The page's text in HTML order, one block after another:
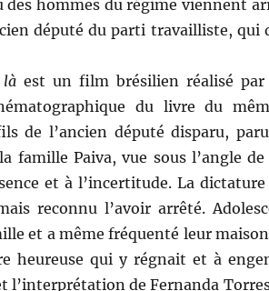
des hommes du régime viennent
député du parti travailliste, qui
làest un film brésilien réalisé par
du livre du
de l’ancien député disparu,
famille Paiva, vue sous l’angle
et à l’incertitude. La
reconnu l’avoir arrêté.
et a même fréquenté leur
heureuse qui y régnait et à
l’interprétation de Fernanda